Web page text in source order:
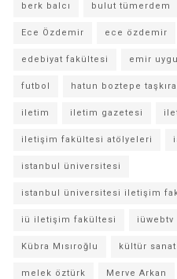
berk balcı bulut tümerdem
Ece Özdemir ece özdemir
edebiyat fakültesi emir
futbol hatun boztepe
iletim iletim gazetesi
iletişim fakültesi atölyeleri
istanbul üniversitesi
istanbul üniversitesi iletişim
iü iletişim fakültesi iüwebtv
Kübra Mısıroğlu kültür sanat
melek öztürk Merve Arkan